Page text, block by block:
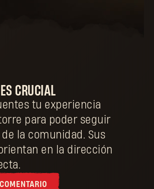
CRUCIAL
tu experiencia
para poder seguir
la comunidad. Sus
en la dirección